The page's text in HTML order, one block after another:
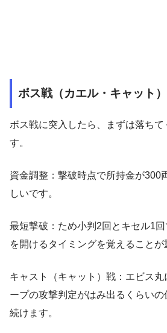
ボス戦（カエル・キャット）
ボス戦に突入したら、まずは落ちて
す。
資金調整：撃破時点で所持金が300
しいです。
最短撃破：ため小判2回とキセル1
を開けるタイミングを覚えることが
キャスト（キャット）戦：エビス
ープの攻撃判定がはみ出るくらい
続けます。